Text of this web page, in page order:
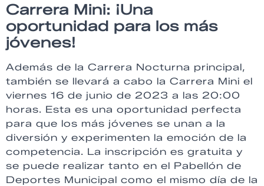
Carrera Mini: ¡Una
oportunidad para los más
jóvenes!
Además de la Carrera Nocturna principal,
también se llevará a cabo la Carrera Mini el
viernes 16 de junio de 2023 a las 20:00
horas. Esta es una oportunidad perfecta
para que los más jóvenes se unan a la
diversión y experimenten la emoción de la
competencia. La inscripción es gratuita y
se puede realizar tanto en el Pabellón de
Deportes Municipal como el mismo día de la